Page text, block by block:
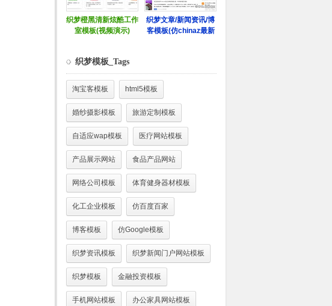
织梦模板_Tags
淘宝客模板 html5模板
婚纱摄影模板 旅游定制模板
自适应wap模板 医疗网站模板
产品展示网站 食品产品网站
网络公司模板 体育健身器材模板
化工企业模板 仿百度百家
博客模板 仿Google模板
织梦资讯模板 织梦新闻门户网站模板
织梦模板 金融投资模板
手机网站模板 办公家具网站模板